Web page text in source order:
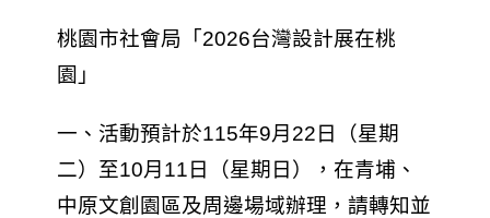
桃園市社會局「2026台灣設計展在桃
園」
一、活動預計於115年9月22日（星期
二）至10月11日（星期日），在青埔、
中原文創園區及周邊場域辦理，請轉知並